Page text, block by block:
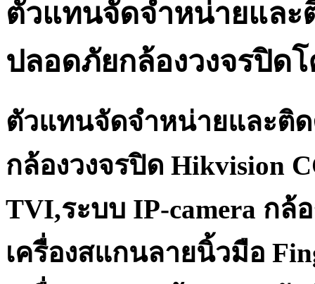
ตัวแทนจัดจำหน่ายและ
ปลอดภัยกล้องวงจรปิด
ตัวแทนจัดจำหน่ายและติ
กล้องวงจรปิด Hikvision
TVI,ระบบ IP-camera กล้
เครื่องสแกนลายนิ้วมือ